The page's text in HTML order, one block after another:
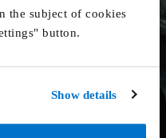
the subject of cookies
button.
Show details